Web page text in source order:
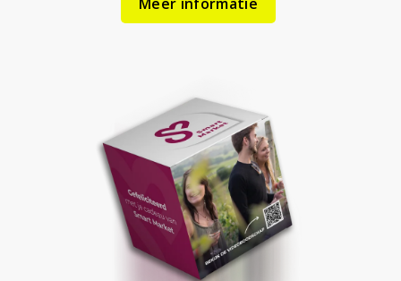
bestellen met gebruik van een kortingscode.